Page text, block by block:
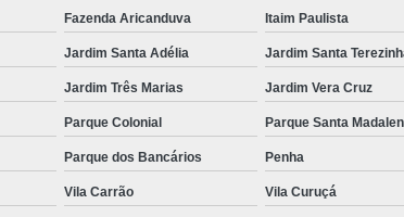
Espelho sob Medida
Espelho Decorativo
Espelho Grande de
Espelho Grande
Espelho para
Espelho Redondo
Fazenda Aricanduva Itaim Paulista
Jardim Santa Adélia Jardim Santa
Jardim Três Marias Jardim Vera Cruz
Parque Colonial Parque Santa
Parque dos Bancários Penha
Vila Carrão Vila Curuçá